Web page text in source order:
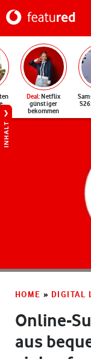
Deal: Netflix
günstiger
bekommen
INHALT
HOME » DIGITAL
Online-
aus